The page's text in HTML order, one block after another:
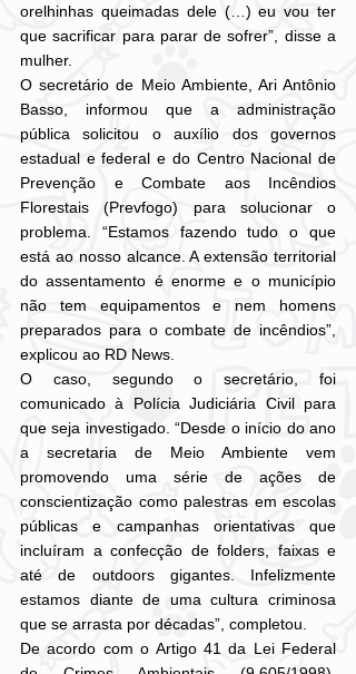
orelhinhas queimadas dele (…) eu vou ter
que sacrificar para parar de sofrer”, disse a
mulher.
O secretário de Meio Ambiente, Ari Antônio
Basso, informou que a administração
pública solicitou o auxílio dos governos
estadual e federal e do Centro Nacional de
Prevenção e Combate aos Incêndios
Florestais (Prevfogo) para solucionar o
problema. “Estamos fazendo tudo o que
está ao nosso alcance. A extensão territorial
do assentamento é enorme e o município
não tem equipamentos e nem homens
preparados para o combate de incêndios”,
explicou ao RD News.
O caso, segundo o secretário, foi
comunicado à Polícia Judiciária Civil para
que seja investigado. “Desde o início do ano
a secretaria de Meio Ambiente vem
promovendo uma série de ações de
conscientização como palestras em escolas
públicas e campanhas orientativas que
incluíram a confecção de folders, faixas e
até de outdoors gigantes. Infelizmente
estamos diante de uma cultura criminosa
que se arrasta por décadas”, completou.
De acordo com o Artigo 41 da Lei Federal